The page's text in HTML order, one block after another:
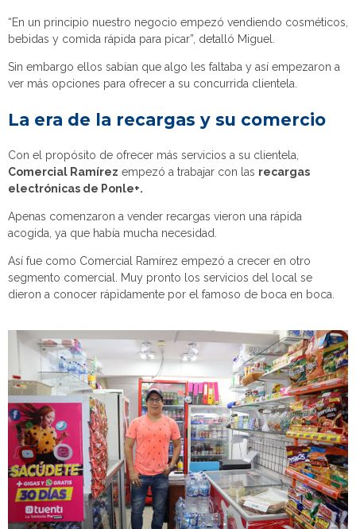
“En un principio nuestro negocio empezó vendiendo cosméticos,
bebidas y comida rápida para picar”, detalló Miguel.
Sin embargo ellos sabían que algo les faltaba y así empezaron a
ver más opciones para ofrecer a su concurrida clientela.
La era de la recargas y su comercio
Con el propósito de ofrecer más servicios a su clientela,
Comercial Ramírez empezó a trabajar con las recargas
electrónicas de Ponle+.
Apenas comenzaron a vender recargas vieron una rápida
acogida, ya que había mucha necesidad.
Así fue como Comercial Ramírez empezó a crecer en otro
segmento comercial. Muy pronto los servicios del local se
dieron a conocer rápidamente por el famoso de boca en boca.